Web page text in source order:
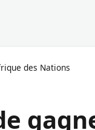
des Nations